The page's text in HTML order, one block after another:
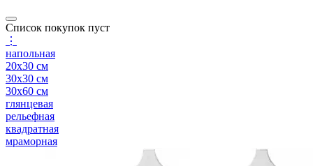
Список покупок пуст
⋮
напольная
20x30 см
30x30 см
30x60 см
глянцевая
рельефная
квадратная
мраморная